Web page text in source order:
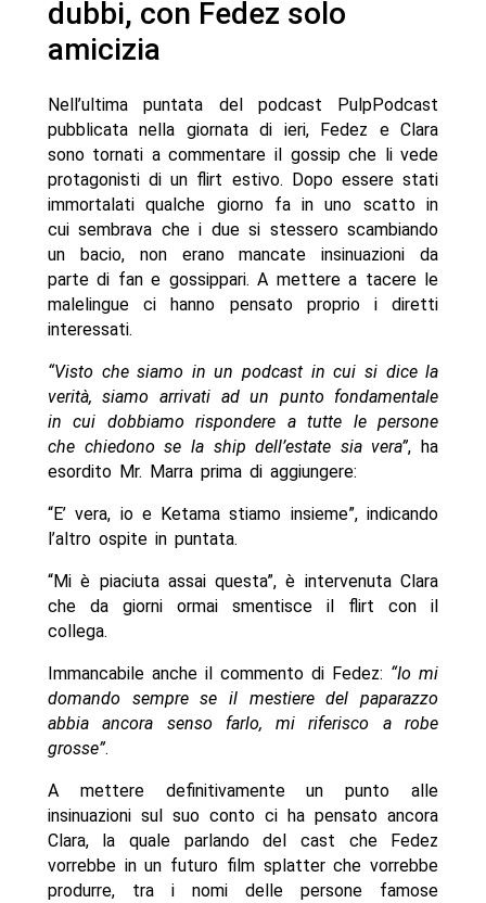
dubbi, con Fedez solo
amicizia
Nell’ultima puntata del podcast PulpPodcast
pubblicata nella giornata di ieri, Fedez e Clara
sono tornati a commentare il gossip che li vede
protagonisti di un flirt estivo. Dopo essere stati
immortalati qualche giorno fa in uno scatto in
cui sembrava che i due si stessero scambiando
un bacio, non erano mancate insinuazioni da
parte di fan e gossippari. A mettere a tacere le
malelingue ci hanno pensato proprio i diretti
interessati.
“Visto che siamo in un podcast in cui si dice la
verità, siamo arrivati ad un punto fondamentale
in cui dobbiamo rispondere a tutte le persone
che chiedono se la ship dell’estate sia vera”, ha
esordito Mr. Marra prima di aggiungere:
“E’ vera, io e Ketama stiamo insieme”, indicando
l’altro ospite in puntata.
“Mi è piaciuta assai questa”, è intervenuta Clara
che da giorni ormai smentisce il flirt con il
collega.
Immancabile anche il commento di Fedez: “Io mi
domando sempre se il mestiere del paparazzo
abbia ancora senso farlo, mi riferisco a robe
grosse”.
A mettere definitivamente un punto alle
insinuazioni sul suo conto ci ha pensato ancora
Clara, la quale parlando del cast che Fedez
vorrebbe in un futuro film splatter che vorrebbe
produrre, tra i nomi delle persone famose